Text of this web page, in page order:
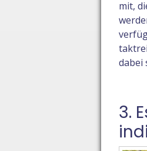
mit,
dabei
3.